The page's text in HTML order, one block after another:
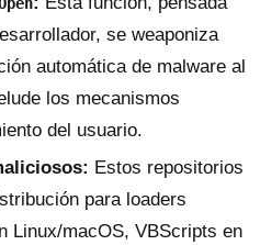
se weaponiza
automática de malware al
los mecanismos
del usuario.
Estos repositorios
para loaders
Linux/macOS, VBScripts en